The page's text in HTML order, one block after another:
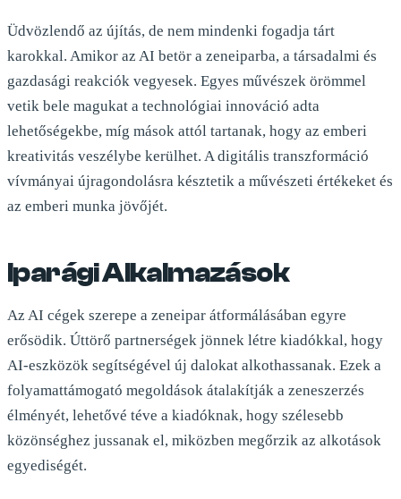
Üdvözlendő az újítás, de nem mindenki fogadja tárt
karokkal. Amikor az AI betör a zeneiparba, a társadalmi és
gazdasági reakciók vegyesek. Egyes művészek örömmel
vetik bele magukat a technológiai innováció adta
lehetőségekbe, míg mások attól tartanak, hogy az emberi
kreativitás veszélybe kerülhet. A digitális transzformáció
vívmányai újragondolásra késztetik a művészeti értékeket és
az emberi munka jövőjét.
Iparági Alkalmazások
Az AI cégek szerepe a zeneipar átformálásában egyre
erősödik. Úttörő partnerségek jönnek létre kiadókkal, hogy
AI-eszközök segítségével új dalokat alkothassanak. Ezek a
folyamattámogató megoldások átalakítják a zeneszerzés
élményét, lehetővé téve a kiadóknak, hogy szélesebb
közönséghez jussanak el, miközben megőrzik az alkotások
egyediségét.